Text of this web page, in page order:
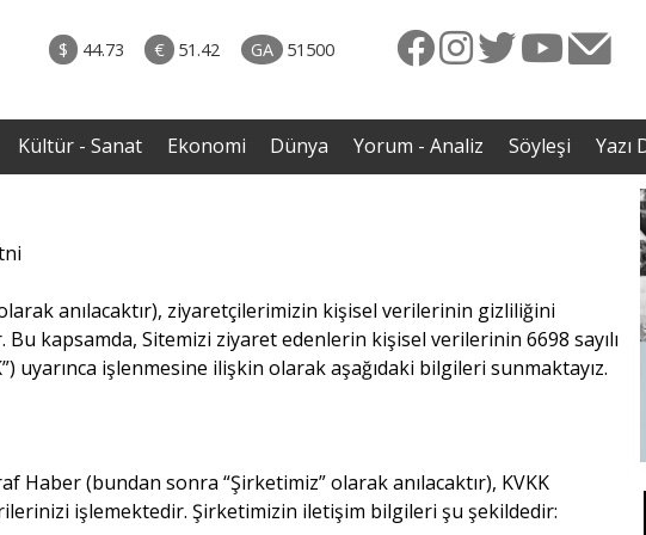
$ 44.73 € 51.42 GA 51500
imzayı attı!
yürürlüğe girdi
• Gannuşi'nin serbest bırakılması için çağrı
Kültür - Sanat Ekonomi Dünya Yorum - Analiz Söyleşi Yazı
anılacaktır), ziyaretçilerimizin kişisel verilerinin gizliliğini
kapsamda, Sitemizi ziyaret edenlerin kişisel verilerinin 6698 sayılı
uyarınca işlenmesine ilişkin olarak aşağıdaki bilgileri sunmaktayız.
Haber (bundan sonra “Şirketimiz” olarak anılacaktır), KVKK
işlemektedir. Şirketimizin iletişim bilgileri şu şekildedir: